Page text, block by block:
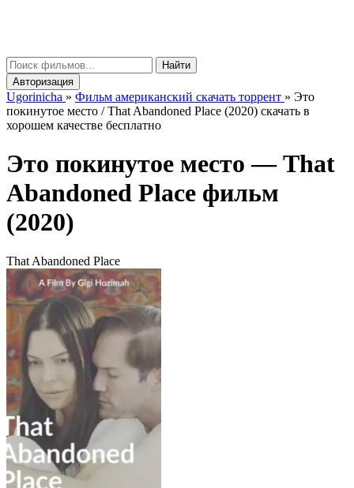
Найти
Авторизация
Ugorinicha » Фильм американский скачать торрент » Это
покинутое место / That Abandoned Place (2020) скачать в
хорошем качестве бесплатно
Это покинутое место —That
Abandoned Place фильм
(2020)
That Abandoned Place